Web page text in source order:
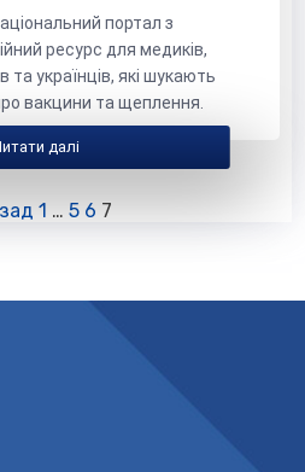
портал з
ресурс для медиків,
та українців, які шукають
вакцини та щеплення.
далі
1 … 5 6 7